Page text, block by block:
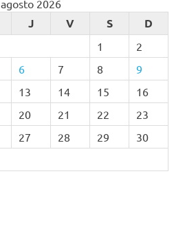
agosto 2026
J V S D
1
2
6 7 8
9
13 14 15
16
20 21 22
23
27 28 29
30